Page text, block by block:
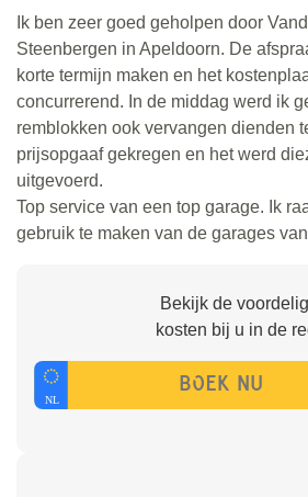
Ik ben zeer goed geholpen door
Steenbergen in Apeldoorn. De
korte termijn maken en het
concurrerend. In de middag werd ik
remblokken ook vervangen dienden
prijsopgaaf gekregen en het werd
uitgevoerd.
Top service van een top garage. Ik
gebruik te maken van de garages
Bekijk de
kosten bij u in de